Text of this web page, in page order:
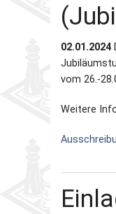
02.01.2024
vom 26.-
Weitere